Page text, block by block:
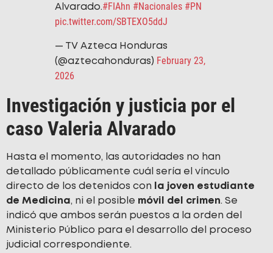
Alvarado.#FIAhn #Nacionales #PN
pic.twitter.com/SBTEXO5ddJ
— TV Azteca Honduras
(@aztecahonduras) February 23,
2026
Investigación y justicia por el
caso Valeria Alvarado
Hasta el momento, las autoridades no han
detallado públicamente cuál sería el vínculo
directo de los detenidos con la joven estudiante
de Medicina, ni el posible móvil del crimen. Se
indicó que ambos serán puestos a la orden del
Ministerio Público para el desarrollo del proceso
judicial correspondiente.